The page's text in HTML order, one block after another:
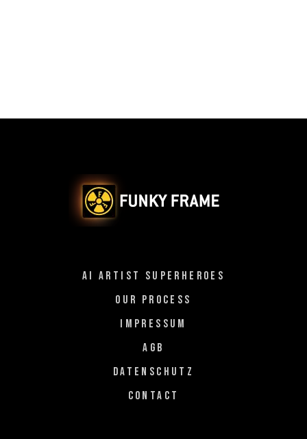
AI ARTIST SUPERHEROES
OUR PROCESS
IMPRESSUM
AGB
DATENSCHUTZ
CONTACT